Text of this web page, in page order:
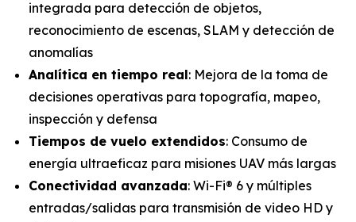
integrada para detección de objetos,
reconocimiento de escenas, SLAM y detección de
anomalías
Analítica en tiempo real: Mejora de la toma de
decisiones operativas para topografía, mapeo,
inspección y defensa
Tiempos de vuelo extendidos: Consumo de
energía ultraeficaz para misiones UAV más largas
Conectividad avanzada: Wi-Fi® 6 y múltiples
entradas/salidas para transmisión de video HD y